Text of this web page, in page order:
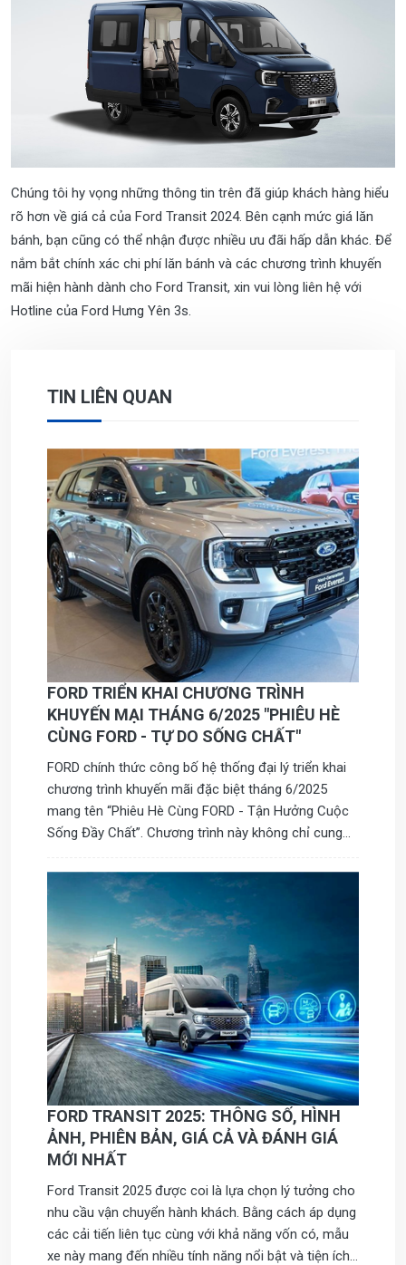
Chúng tôi hy vọng những thông tin trên đã giúp khách hàng hiểu
rõ hơn về giá cả của Ford Transit 2024. Bên cạnh mức giá lăn
bánh, bạn cũng có thể nhận được nhiều ưu đãi hấp dẫn khác. Để
nắm bắt chính xác chi phí lăn bánh và các chương trình khuyến
mãi hiện hành dành cho Ford Transit, xin vui lòng liên hệ với
Hotline của Ford Hưng Yên 3s.
TIN LIÊN QUAN
FORD TRIỂN KHAI CHƯƠNG TRÌNH
KHUYẾN MẠI THÁNG 6/2025 "PHIÊU HÈ
CÙNG FORD - TỰ DO SỐNG CHẤT"
FORD chính thức công bố hệ thống đại lý triển khai
chương trình khuyến mãi đặc biệt tháng 6/2025
mang tên “Phiêu Hè Cùng FORD - Tận Hưởng Cuộc
Sống Đầy Chất”. Chương trình này không chỉ cung
mang đến trải nghiệm lái xe tuyệt vời với các mẫu xe
của FORD. Đây là cơ hội để khách hàng khám phá và
tận dụng những công nghệ tiên tiến, cũng như phong
cách sống năng động mà FORD mang lại. Hãy nhanh
tay tham gia để không bỏ lỡ những phần quà giá trị!
FORD TRANSIT 2025: THÔNG SỐ, HÌNH
ẢNH, PHIÊN BẢN, GIÁ CẢ VÀ ĐÁNH GIÁ
MỚI NHẤT
Ford Transit 2025 được coi là lựa chọn lý tưởng cho
nhu cầu vận chuyển hành khách. Bằng cách áp dụng
các cải tiến liên tục cùng với khả năng vốn có, mẫu
xe này mang đến nhiều tính năng nổi bật và tiện ích